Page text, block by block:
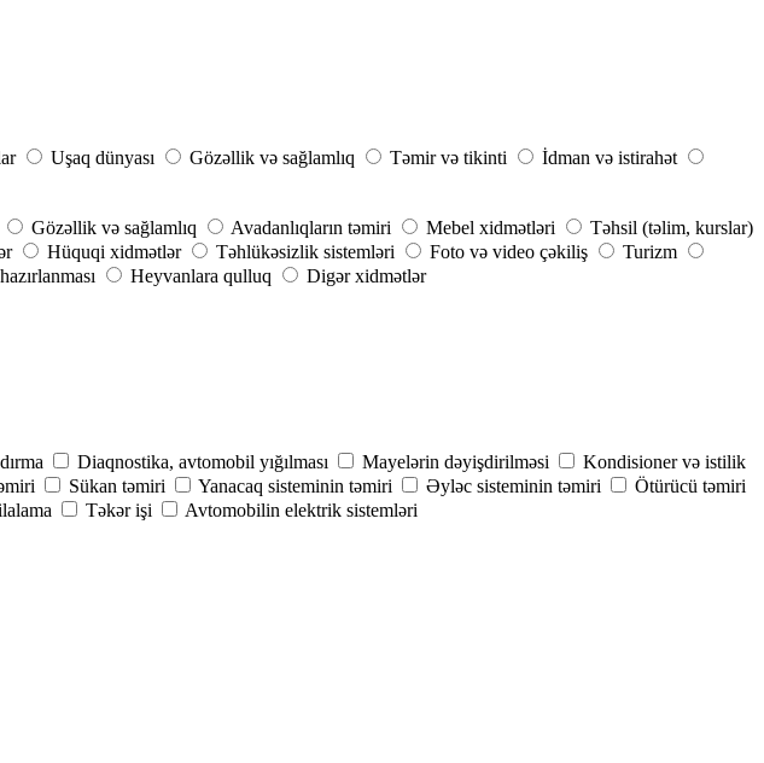
Uşaq dünyası Gözəllik və sağlamlıq Təmir və tikinti
İdman və istirahət
Gözəllik və sağlamlıq Avadanlıqların təmiri Mebel xidmətləri
Təhsil (təlim, kurslar)
Hüquqi xidmətlər Təhlükəsizlik sistemləri Foto və video çəkiliş
Turizm
Heyvanlara qulluq
Digər xidmətlər
Diaqnostika, avtomobil yığılması Mayelərin dəyişdirilməsi
Kondisioner və istilik
Sükan təmiri Yanacaq sisteminin təmiri Əyləc sisteminin təmiri
Ötürücü təmiri
Təkər işi
Avtomobilin elektrik sistemləri